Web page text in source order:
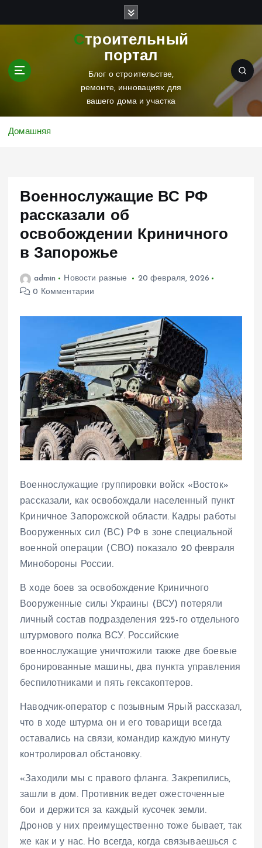
Строительный
портал
Блог о строительстве,
ремонте, инновациях для
вашего дома и участка
Домашняя
Военнослужащие ВС РФ
рассказали об
освобождении Криничного
в Запорожье
admin Новости разные
20 февраля, 2026
0 Комментарии
Военнослужащие группировки войск «Восток»
рассказали, как освобождали населенный пункт
Криничное Запорожской области. Кадры работы
Вооруженных сил (ВС) РФ в зоне специальной
военной операции (СВО) показало 20 февраля
Минобороны России.
В ходе боев за освобождение Криничного
Вооруженные силы Украины (ВСУ) потеряли
личный состав подразделения 225-го отдельного
штурмового полка ВСУ. Российские
военнослужащие уничтожили также две боевые
бронированные машины, два пункта управления
беспилотниками и пять гексакоптеров.
Наводчик-оператор с позывным Ярый рассказал,
что в ходе штурма он и его товарищи всегда
оставались на связи, командир каждую минуту
контролировал обстановку.
«Заходили мы с правого фланга. Закрепились,
зашли в дом. Противник ведет ожесточенные
бои и держится за каждый кусочек земли.
Дронов у них преимущественно тоже бывает, так
же как и у нас. Но всегда, когда связываешься с